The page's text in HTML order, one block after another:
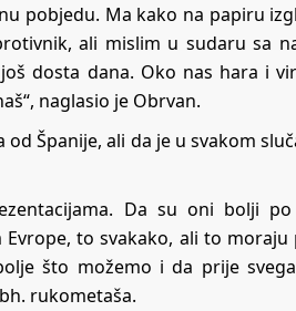
pobjedu. Ma kako na papiru
ali mislim u sudaru sa
dosta dana. Oko nas hara i
naglasio je Obrvan.
Španije, ali da je u svakom
Da su oni bolji
to svakako, ali to moraju
što možemo i da prije
rukometaša.